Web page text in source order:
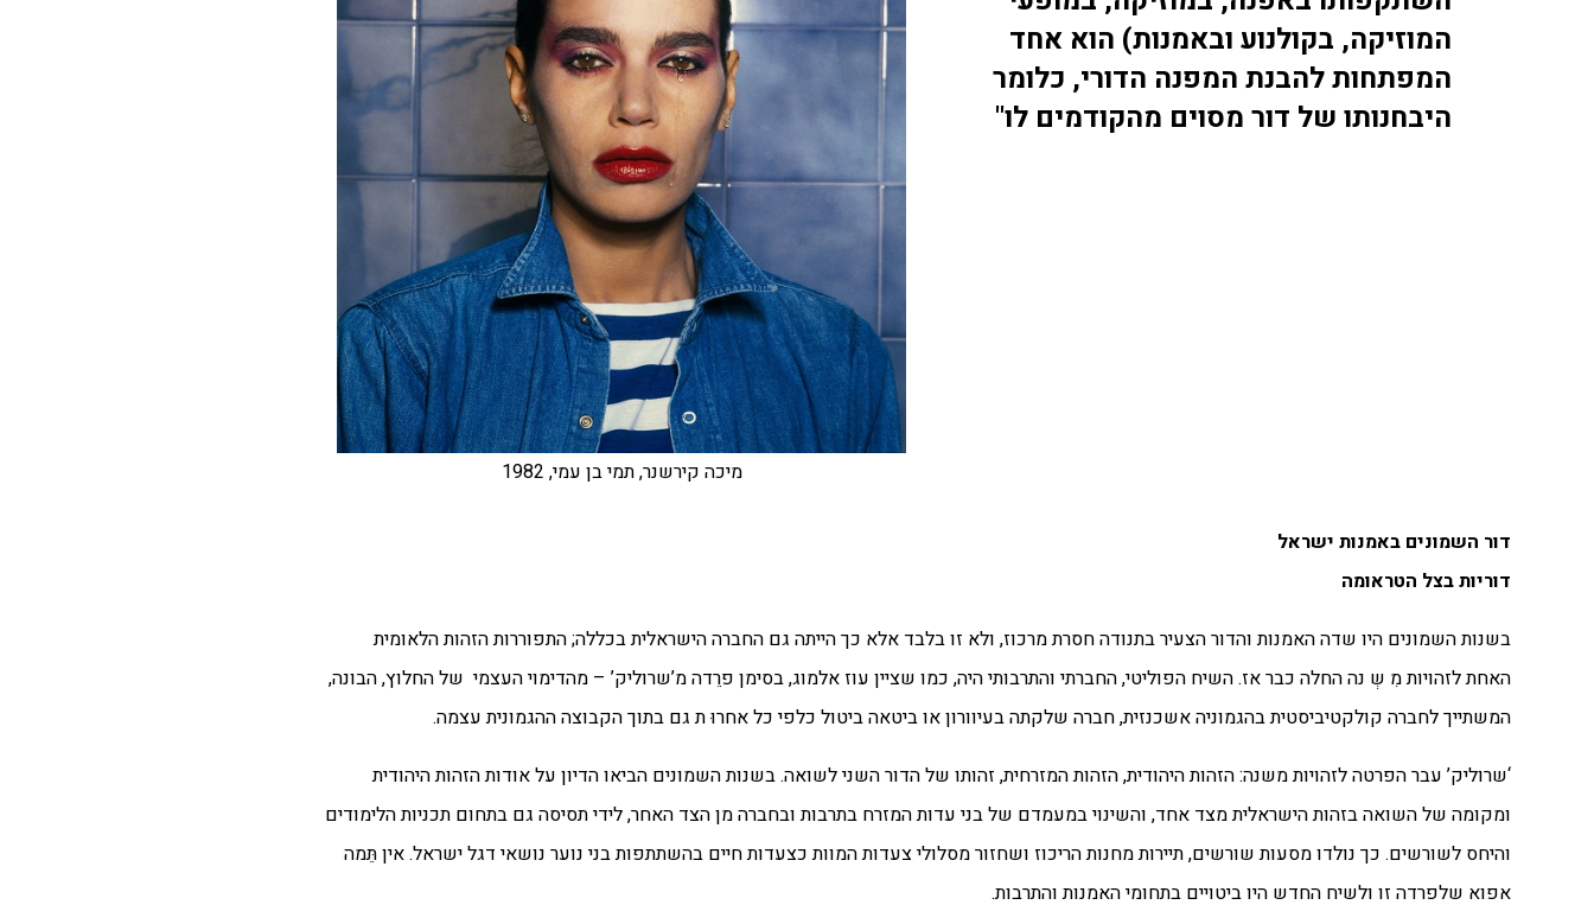
המוזיקה, בקולנוע ובאמנות) הוא אחד
המפתחות להבנת המפנה הדורי, כלומר
היבחנותו של דור מסוים מהקודמים לו"
מיכה קירשנר, תמי בן עמי, 1982
דור השמונים באמנות ישראל
דוריות בצל הטראומה
בשנות השמונים היו שדה האמנות והדור הצעיר בתנודה חסרת מרכוז, ולא זו בלבד אלא כך הייתה גם החברה הישראלית בכללה; התפוררות הזהות הלאומית
האחת לזהויות מִ שְ נה החלה כבר אז. השיח הפוליטי, החברתי והתרבותי היה, כמו שציין עוז אלמוג, בסימן פרֵדה מ’שרוליק’ – מהדימוי העצמי של החלוץ, הבונה,
המשתייך לחברה קולקטיביסטית בהגמוניה אשכנזית, חברה שלקתה בעיוורון או ביטאה ביטול כלפי כל אחרוּ ת גם בתוך הקבוצה ההגמונית עצמה.
‘שרוליק’ עבר הפרטה לזהויות משנה: הזהות היהודית, הזהות המזרחית, זהותו של הדור השני לשואה. בשנות השמונים הביאו הדיון על אודות הזהות היהודית
ומקומה של השואה בזהות הישראלית מצד אחד, והשינוי במעמדם של בני עדות המזרח בתרבות ובחברה מן הצד האחר, לידי תסיסה גם בתחום תכניות הלימודים
והיחס לשורשים. כך נולדו מסעות שורשים, תיירות מחנות הריכוז ושחזור מסלולי צעדות המוות כצעדות חיים בהשתתפות בני נוער נושאי דגל ישראל. אין תֵּמה
אפוא שלפרדה זו ולשיח החדש היו ביטויים בתחומי האמנות והתרבות.